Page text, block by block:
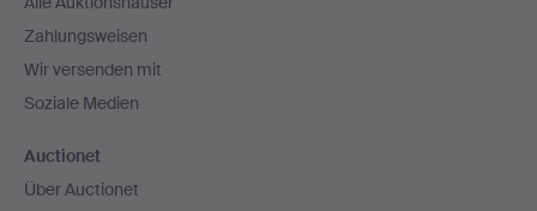
Zahlungsweisen
Wir versenden mit
Soziale Medien
Auctionet
Über Auctionet